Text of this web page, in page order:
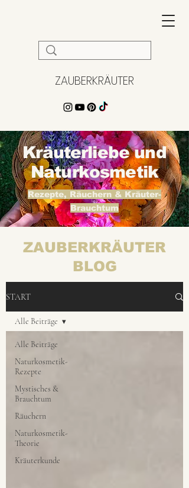
ZAUBERKRÄUTER
Kräuterliebe und
Naturkosmetik
Rezepte, Räuchern & Kräuter-
Brauchtum
ZAUBERKRÄUTER
BLOG
START
Alle Beiträge
Naturkosmetik-
Rezepte
Mystisches &
Brauchtum
Räuchern
Naturkosmetik-
Theorie
Kräuterkunde
Alle Beiträge